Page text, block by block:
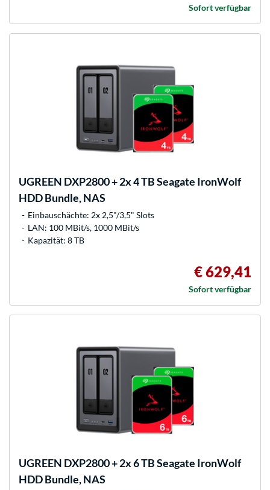
Sofort verfügbar
UGREEN DXP2800 + 2x 4 TB Seagate IronWolf
HDD Bundle, NAS
Einbauschächte: 2x 2,5"/3,5" Slots
LAN: 100 MBit/s, 1000 MBit/s
Kapazität: 8 TB
€ 629,41
Sofort verfügbar
UGREEN DXP2800 + 2x 6 TB Seagate IronWolf
HDD Bundle, NAS